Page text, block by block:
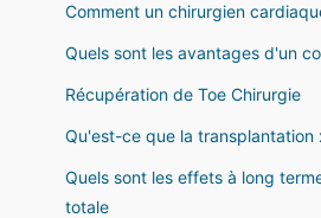
Comment un chirurgien
Quels sont les avantages d'un
Récupération de Toe Chirurgie
Qu'est-ce que la transplantation
Quels sont les effets à long
totale